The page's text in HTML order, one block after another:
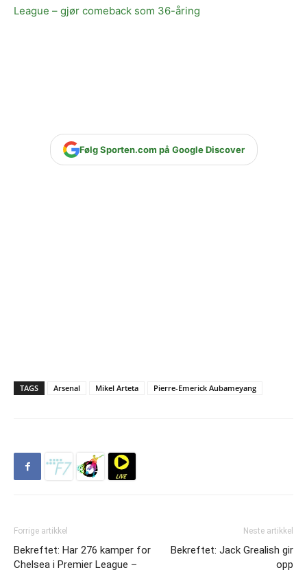
League – gjør comeback som 36-åring
Følg Sporten.com på Google Discover
TAGS Arsenal Mikel Arteta Pierre-Emerick Aubameyang
Forrige artikkel
Bekreftet: Har 276 kamper for
Chelsea i Premier League –
Neste artikkel
Bekreftet: Jack Grealish gir
opp